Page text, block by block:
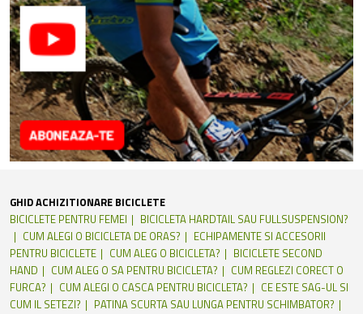
GHID ACHIZITIONARE BICICLETE
BICICLETE PENTRU FEMEI
BICICLETA HARDTAIL SAU FULLSUSPENSION?
CUM ALEGI O BICICLETA DE ORAS?
ECHIPAMENTE SI ACCESORII
PENTRU BICICLETE
CUM ALEG O BICICLETA?
BICICLETE SECOND
HAND
CUM ALEG O SA PENTRU BICICLETA?
CUM REGLEZI CORECT O
FURCA?
CUM ALEGI O CASCA PENTRU BICICLETA?
CE ESTE SAG-UL SI
CUM IL SETEZI?
PATINA SCURTA SAU LUNGA PENTRU SCHIMBATOR?